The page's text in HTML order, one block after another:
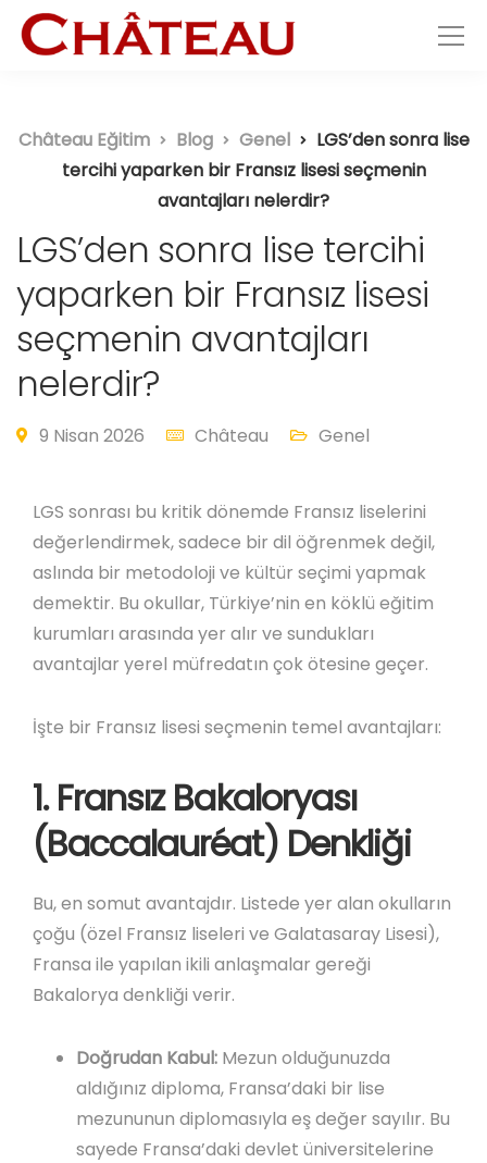
Château Eğitim Blog Genel
LGS’den sonra lise
tercihi yaparken bir Fransız lisesi seçmenin
avantajları nelerdir?
LGS’den sonra lise tercihi
yaparken bir Fransız lisesi
seçmenin avantajları
nelerdir?
9 Nisan 2026 Château Genel
LGS sonrası bu kritik dönemde Fransız liselerini
değerlendirmek, sadece bir dil öğrenmek değil,
aslında bir metodoloji ve kültür seçimi yapmak
demektir. Bu okullar, Türkiye’nin en köklü eğitim
kurumları arasında yer alır ve sundukları
avantajlar yerel müfredatın çok ötesine geçer.
İşte bir Fransız lisesi seçmenin temel avantajları:
1. Fransız Bakaloryası
(Baccalauréat) Denkliği
Bu, en somut avantajdır. Listede yer alan okulların
çoğu (özel Fransız liseleri ve Galatasaray Lisesi),
Fransa ile yapılan ikili anlaşmalar gereği
Bakalorya denkliği verir.
Doğrudan Kabul: Mezun olduğunuzda
aldığınız diploma, Fransa’daki bir lise
mezununun diplomasıyla eş değer sayılır. Bu
sayede Fransa’daki devlet üniversitelerine